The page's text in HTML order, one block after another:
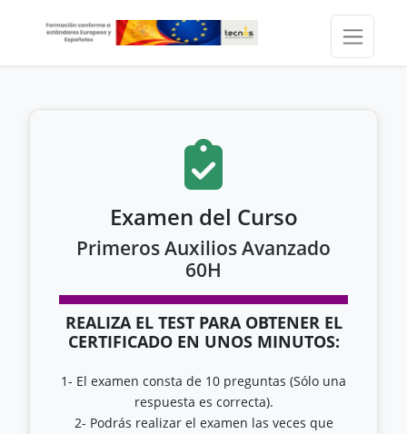
Examen del Curso
Primeros Auxilios Avanzado
60H
REALIZA EL TEST PARA OBTENER EL
CERTIFICADO EN UNOS MINUTOS:
1- El examen consta de 10 preguntas (Sólo una
respuesta es correcta).
2- Podrás realizar el examen las veces que